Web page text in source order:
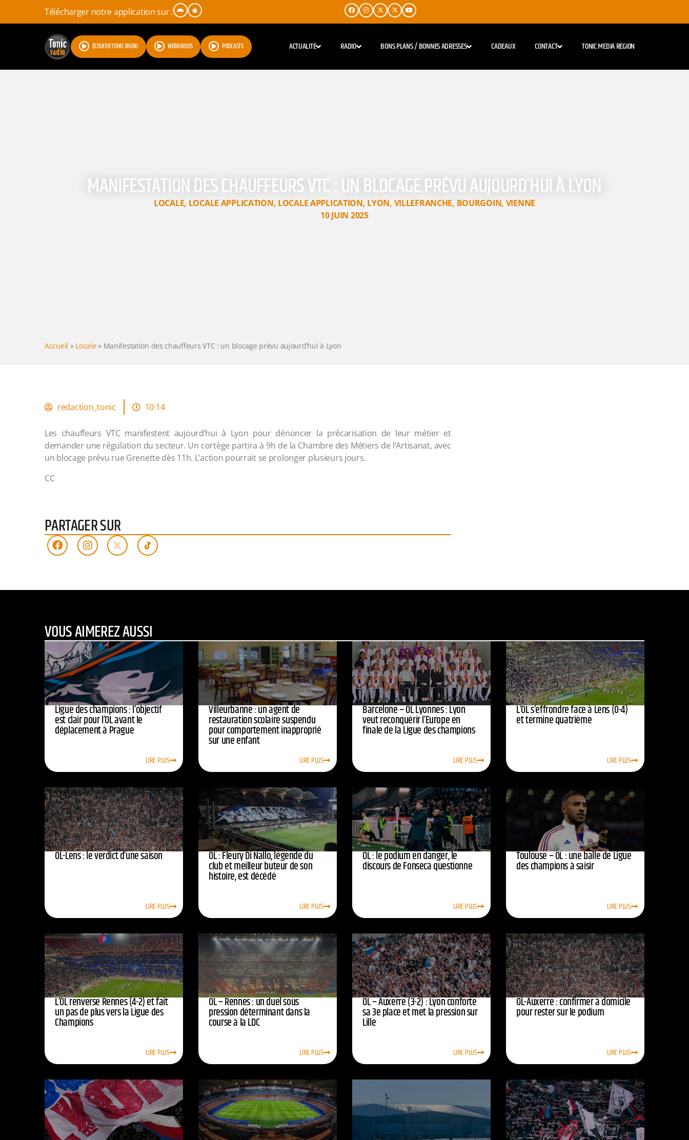
Télécharger notre application sur :
ÉCOUTER TONIC RADIO WEBRADIOS PODCASTS ACTUALITÉ RADIO BONS PLANS / BONNES ADRESSES CADEAUX CONTACT TONIC MEDIA RÉGION
MANIFESTATION DES CHAUFFEURS VTC : UN BLOCAGE PRÉVU AUJOURD’HUI À LYON
LOCALE, LOCALE APPLICATION, LOCALE APPLICATION, LYON, VILLEFRANCHE, BOURGOIN, VIENNE
10 JUIN 2025
Accueil » Locale» Manifestation des chauffeurs VTC : un blocage prévu aujourd’hui à Lyon
redaction_tonic 10:14
Les chauffeurs VTC manifestent aujourd’hui à Lyon pour dénoncer la précarisation de leur métier et
demander une régulation du secteur. Un cortège partira à 9h de la Chambre des Métiers de l’Artisanat, avec
un blocage prévu rue Grenette dès 11h. L’action pourrait se prolonger plusieurs jours.
CC
PARTAGER SUR
VOUS AIMEREZ AUSSI
Ligue des champions : l’objectif
est clair pour l’OL avant le
déplacement à Prague
LIRE PLUS
Villeurbanne : un agent de
restauration scolaire suspendu
pour comportement inapproprié
sur une enfant
LIRE PLUS
Barcelone – OL Lyonnes : Lyon
veut reconquérir l’Europe en
finale de la Ligue des champions
LIRE PLUS
L’OL s’effrondre face à Lens (0-4)
et termine quatrième
LIRE PLUS
OL-Lens : le verdict d’une saison
LIRE PLUS
OL : Fleury Di Nallo, légende du
club et meilleur buteur de son
histoire, est décédé
LIRE PLUS
OL : le podium en danger, le
discours de Fonseca questionne
LIRE PLUS
Toulouse – OL : une balle de Ligue
des champions à saisir
LIRE PLUS
L’OL renverse Rennes (4-2) et fait
un pas de plus vers la Ligue des
Champions
LIRE PLUS
OL – Rennes : un duel sous
pression déterminant dans la
course à la LDC
LIRE PLUS
OL – Auxerre (3-2) : Lyon conforte
sa 3e place et met la pression sur
Lille
LIRE PLUS
OL-Auxerre : confirmer à domicile
pour rester sur le podium
LIRE PLUS